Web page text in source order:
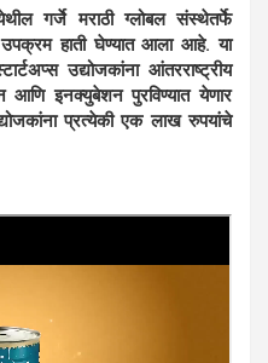
गर्जे मराठी ग्लोबल संस्थेतर्फे
उपक्रम हाती घेण्यात आला आहे. या
उद्योजकांना आंतरराष्ट्रीय
आणि इनक्युबेशन पुरविण्यात येणार
प्रत्येकी एक लाख रुपयांचे